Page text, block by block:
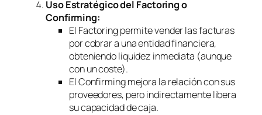
Uso Estratégico del Factoringo
Confirming:
El Factoringpermite vender las facturas
por cobrar a una entidad financiera,
obteniendo liquidez inmediata (aunque
con un coste).
ElConfirmingmejora la relación con sus
proveedores, pero indirectamente libera
su capacidad de caja.